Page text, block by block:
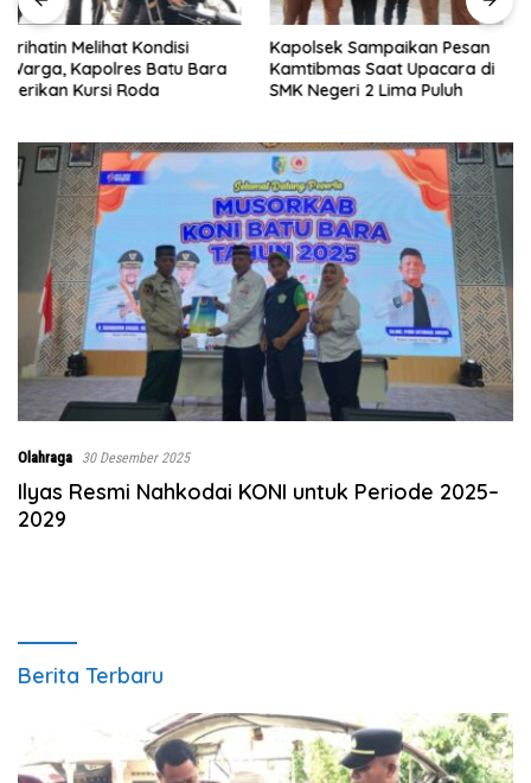
Kapolsek Sampaikan Pesan
Kamtibmas Saat Upacara di
SMK Negeri 2 Lima Puluh
Bupati Batu Bara Ajak
Majelis Taklim Jadi Benteng
Keluarga dalam Memerangi
Olahraga 30 Desember 2025
Ilyas Resmi Nahkodai KONI untuk Periode 2025–
2029
Berita Terbaru